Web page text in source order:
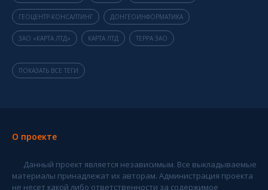
ГЕОЦЕНТР-КОНСАЛТИНГ ДОНГЕОИНФОРМАТИКА
ЗАО «КАРТА ЛТД» КАРТА ЛТД ТЕРРА ЗАО
ПОКАЗАТЬ ВСЕ ТЕГИ
О проекте
Данный проект является независимым. Все выкладываемые
материалы принадлежат их авторам. Администрация проекта
не несет какой либо ответственности за содержимое